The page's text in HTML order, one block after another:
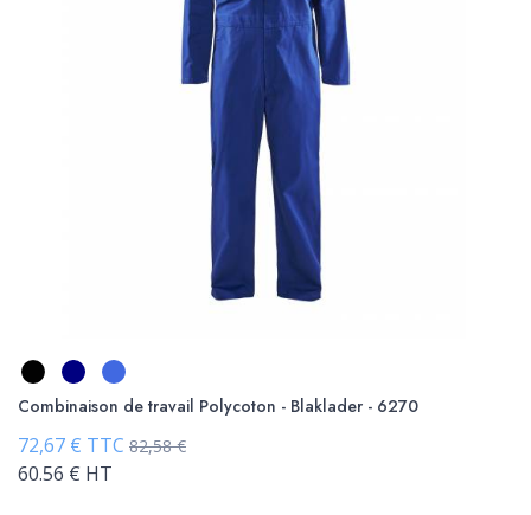
Combinaison de travail Polycoton - Blaklader - 6270
72,67 € TTC 82,58 €
60.56 € HT